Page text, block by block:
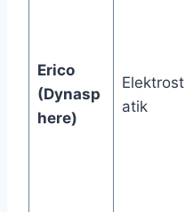
Erico
(Dynasp
here)
Elektrost
atik